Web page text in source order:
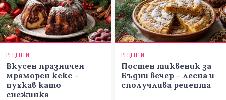
РЕЦЕПТИ
Вкусен празничен
мраморен кекс –
пухкав като
снежинка
РЕЦЕПТИ
Постен тиквеник за
Бъдни вечер – лесна и
сполучлива рецепта